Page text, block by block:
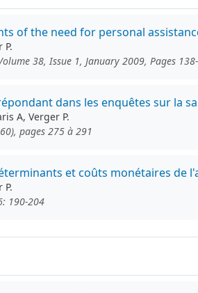
of the need for personal
P.
38, Issue 1, January 2009, Pages
dans les enquêtes sur la
A, Verger P.
pages 275 à 291
et coûts monétaires de
P.
190-204